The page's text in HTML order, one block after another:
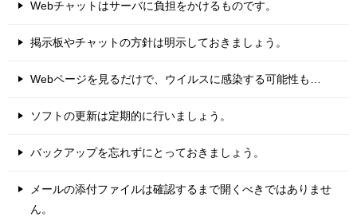
Webチャットはサーバに負担をかけるものです。
掲示板やチャットの方針は明示しておきましょう。
Webページを見るだけで、ウイルスに感染する可能性も…
ソフトの更新は定期的に行いましょう。
バックアップを忘れずにとっておきましょう。
メールの添付ファイルは確認するまで開くべきではありませ
ん。